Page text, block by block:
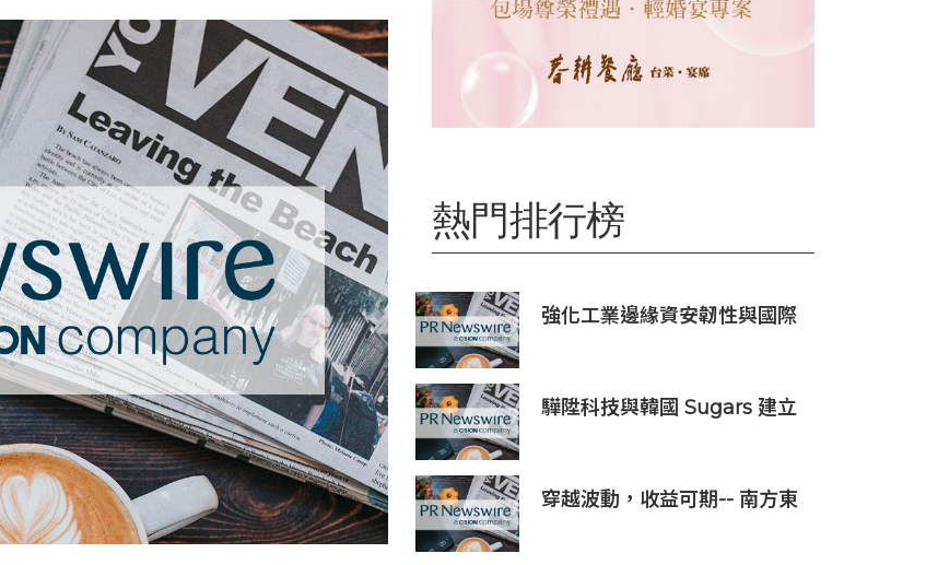
熱門排行榜
強化工業邊緣資安韌性與國際
62443-4-2 Security Level 2
工控網路安全證書
驊陞科技與韓國 Sugars 建立
穿越波動，收益可期-- 南方東